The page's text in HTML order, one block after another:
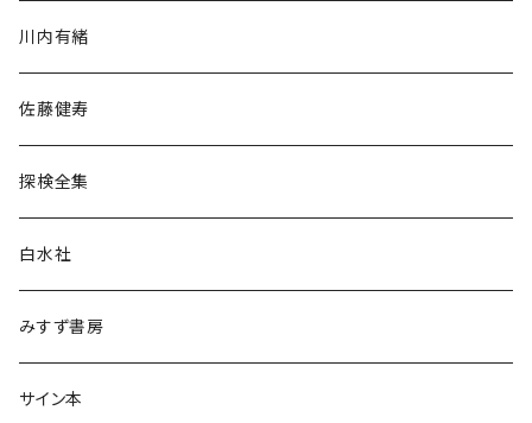
民族・風習
言語・ことば
川内有緒
佐藤健寿
探検全集
白水社
みすず書房
サイン本